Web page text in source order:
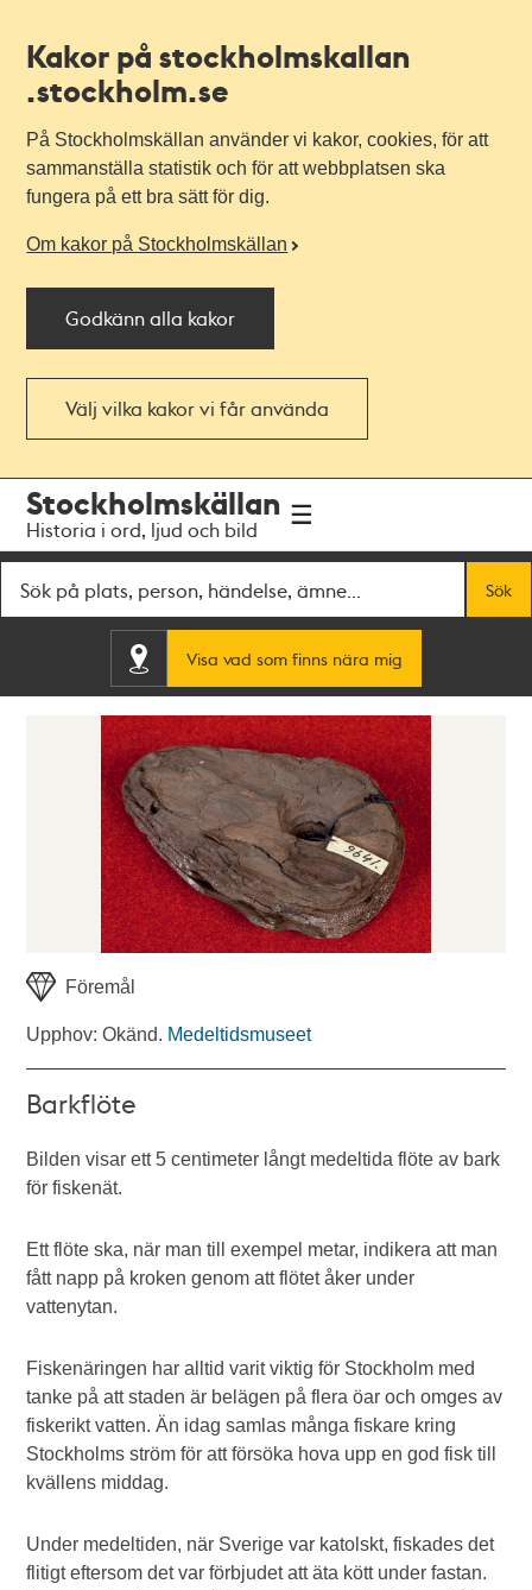
Kakor på stockholmskallan
.stockholm.se
På Stockholmskällan använder vi kakor, cookies, för att
sammanställa statistik och för att webbplatsen ska
fungera på ett bra sätt för dig.
Om kakor på Stockholmskällan
Godkänn alla kakor
Välj vilka kakor vi får använda
navigationen
huvudinnehållet
Stockholmskällan
Historia i ord, ljud och bild
Sök
Visa vad som finns nära mig
Föremål
Upphov: Okänd. Medeltidsmuseet
Barkflöte
Bilden visar ett 5 centimeter långt medeltida flöte av bark
för fiskenät.
Ett flöte ska, när man till exempel metar, indikera att man
fått napp på kroken genom att flötet åker under
vattenytan.
Fiskenäringen har alltid varit viktig för Stockholm med
tanke på att staden är belägen på flera öar och omges av
fiskerikt vatten. Än idag samlas många fiskare kring
Stockholms ström för att försöka hova upp en god fisk till
kvällens middag.
Under medeltiden, när Sverige var katolskt, fiskades det
flitigt eftersom det var förbjudet att äta kött under fastan.